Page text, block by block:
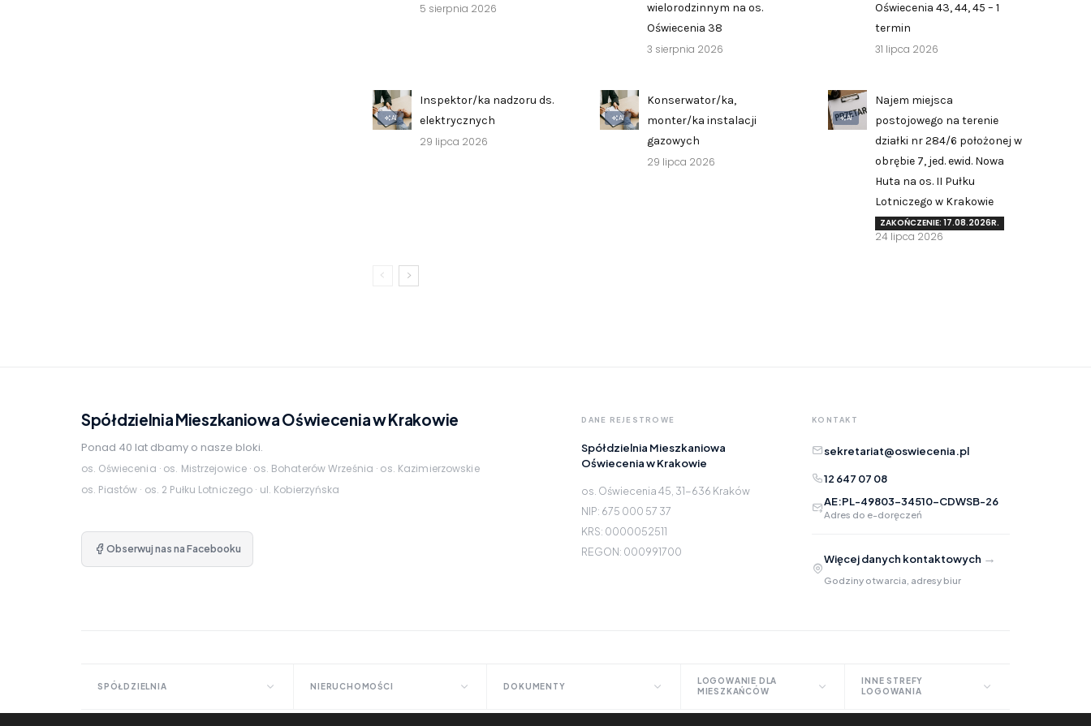
5 sierpnia 2026
wielorodzinnym na os.
Oświecenia 38
3 sierpnia 2026
Oświecenia 43, 44, 45 – 1
termin
31 lipca 2026
AI
Inspektor/ka nadzoru ds.
elektrycznych
29 lipca 2026
AI
Konserwator/ka,
monter/ka instalacji
gazowych
29 lipca 2026
AI
Najem miejsca
postojowego na terenie
działki nr 284/6 położonej w
obrębie 7, jed. ewid. Nowa
Huta na os. II Pułku
Lotniczego w Krakowie
ZAKOŃCZENIE: 17.08.2026R.
24 lipca 2026
Spółdzielnia Mieszkaniowa Oświecenia w Krakowie
Ponad 40 lat dbamy o nasze bloki.
os. Oświecenia · os. Mistrzejowice · os. Bohaterów Września · os. Kazimierzowskie
os. Piastów · os. 2 Pułku Lotniczego · ul. Kobierzyńska
Obserwuj nas na Facebooku
DANE REJESTROWE
Spółdzielnia Mieszkaniowa
Oświecenia w Krakowie
os. Oświecenia 45, 31-636 Kraków
NIP: 675 000 57 37
KRS: 0000052511
REGON: 000991700
KONTAKT
sekretariat@oswiecenia.pl
12 647 07 08
AE:PL-49803-34510-CDWSB-26
Adres do e-doręczeń
Więcej danych kontaktowych →
Godziny otwarcia, adresy biur
SPÓŁDZIELNIA NIERUCHOMOŚCI DOKUMENTY
LOGOWANIE DLA
MIESZKAŃCÓW
INNE STREFY
LOGOWANIA
Zgłoś problem lub uwagę
Twoja opinia pomaga nam ulepszać serwis
Adres e-mail opcjonalnie
Załączniki